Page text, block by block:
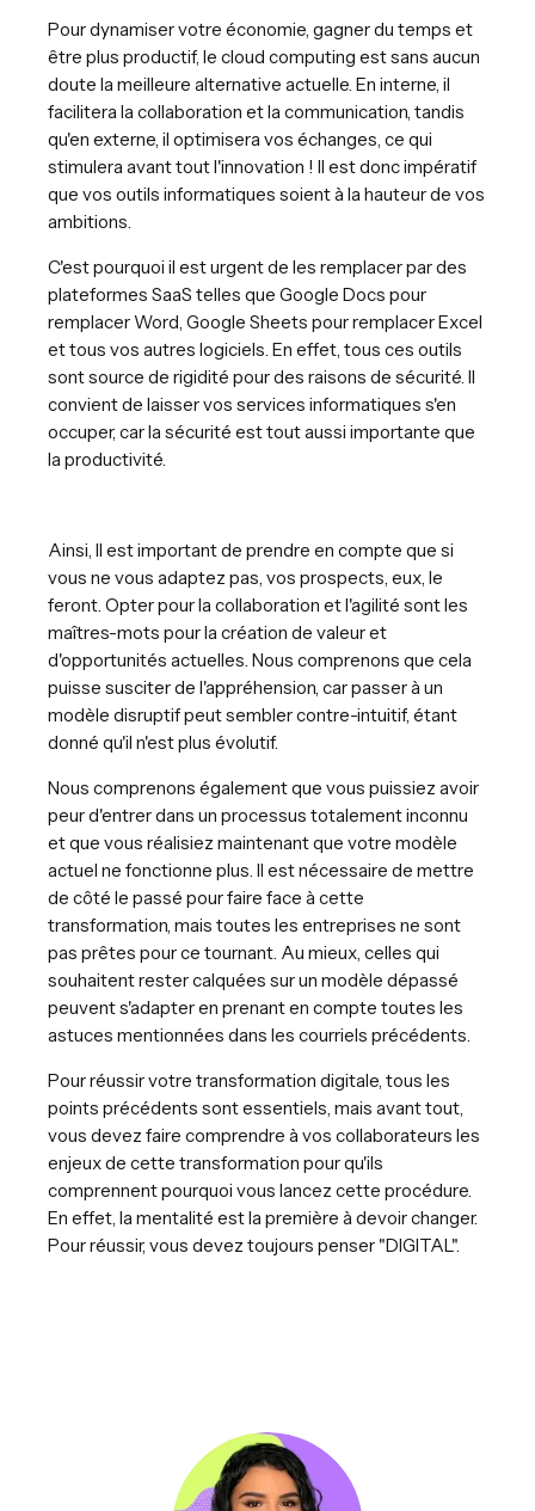
Pour dynamiser votre économie, gagner du temps et
être plus productif, le cloud computing est sans aucun
doute la meilleure alternative actuelle. En interne, il
facilitera la collaboration et la communication, tandis
qu'en externe, il optimisera vos échanges, ce qui
stimulera avant tout l'innovation ! Il est donc impératif
que vos outils informatiques soient à la hauteur de vos
ambitions.
C'est pourquoi il est urgent de les remplacer par des
plateformes SaaS telles que Google Docs pour
remplacer Word, Google Sheets pour remplacer Excel
et tous vos autres logiciels. En effet, tous ces outils
sont source de rigidité pour des raisons de sécurité. Il
convient de laisser vos services informatiques s'en
occuper, car la sécurité est tout aussi importante que
la productivité.
Ainsi, Il est important de prendre en compte que si
vous ne vous adaptez pas, vos prospects, eux, le
feront. Opter pour la collaboration et l'agilité sont les
maîtres-mots pour la création de valeur et
d'opportunités actuelles. Nous comprenons que cela
puisse susciter de l'appréhension, car passer à un
modèle disruptif peut sembler contre-intuitif, étant
donné qu'il n'est plus évolutif.
Nous comprenons également que vous puissiez avoir
peur d'entrer dans un processus totalement inconnu
et que vous réalisiez maintenant que votre modèle
actuel ne fonctionne plus. Il est nécessaire de mettre
de côté le passé pour faire face à cette
transformation, mais toutes les entreprises ne sont
pas prêtes pour ce tournant. Au mieux, celles qui
souhaitent rester calquées sur un modèle dépassé
peuvent s'adapter en prenant en compte toutes les
astuces mentionnées dans les courriels précédents.
Pour réussir votre transformation digitale, tous les
points précédents sont essentiels, mais avant tout,
vous devez faire comprendre à vos collaborateurs les
enjeux de cette transformation pour qu'ils
comprennent pourquoi vous lancez cette procédure.
En effet, la mentalité est la première à devoir changer.
Pour réussir, vous devez toujours penser "DIGITAL".